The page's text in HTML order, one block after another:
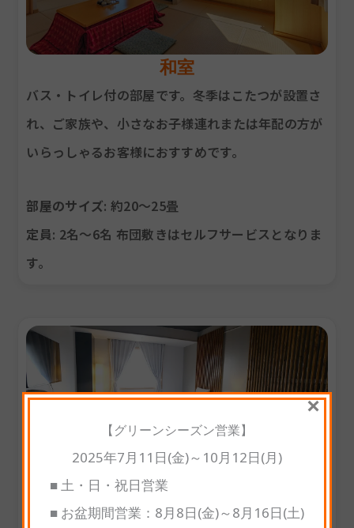
和室
バス・トイレ付の部屋です。冬季はこたつが設置さ
れ、ご家族や、小さなお子様連れまたは年配の方が
いらっしゃるお客様におすすめです。
部屋のサイズ: 約20〜25畳
定員: 2名～6名 布団敷きはセルフサービスとなりま
す。
プレミアムデラックスツインルーム
リニューアルされたばかりのお部屋には、快適なツ
【グリーンシーズン営業】
2025年7月11日(金)～10月12日(月)
■ 土・日・祝日営業
■ お盆期間営業：8月8日(金)～8月16日(土)
×